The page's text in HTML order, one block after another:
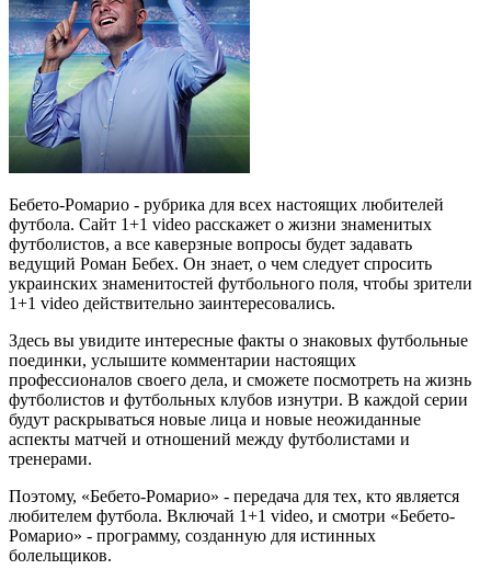
Бебето-Ромарио - рубрика для всех настоящих любителей
футбола. Сайт 1+1 video расскажет о жизни знаменитых
футболистов, а все каверзные вопросы будет задавать
ведущий Роман Бебех. Он знает, о чем следует спросить
украинских знаменитостей футбольного поля, чтобы зрители
1+1 video действительно заинтересовались.
Здесь вы увидите интересные факты о знаковых футбольные
поединки, услышите комментарии настоящих
профессионалов своего дела, и сможете посмотреть на жизнь
футболистов и футбольных клубов изнутри. В каждой серии
будут раскрываться новые лица и новые неожиданные
аспекты матчей и отношений между футболистами и
тренерами.
Поэтому, «Бебето-Ромарио» - передача для тех, кто является
любителем футбола. Включай 1+1 video, и смотри «Бебето-
Ромарио» - программу, созданную для истинных
болельщиков.